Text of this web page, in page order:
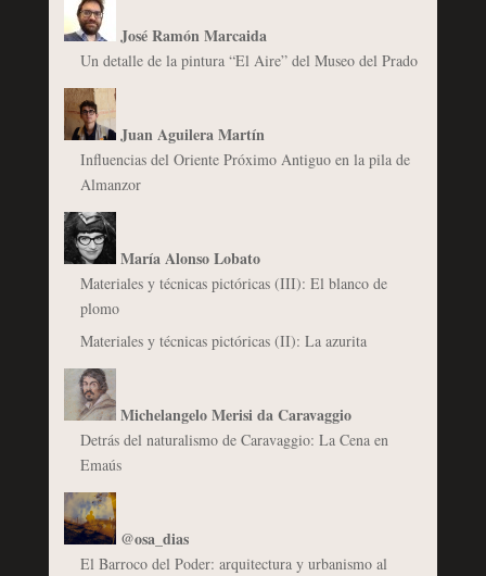
José Ramón Marcaida
Un detalle de la pintura “El Aire” del Museo del Prado
Juan Aguilera Martín
Influencias del Oriente Próximo Antiguo en la pila de
Almanzor
María Alonso Lobato
Materiales y técnicas pictóricas (III): El blanco de
plomo
Materiales y técnicas pictóricas (II): La azurita
Michelangelo Merisi da Caravaggio
Detrás del naturalismo de Caravaggio: La Cena en
Emaús
@osa_dias
El Barroco del Poder: arquitectura y urbanismo al